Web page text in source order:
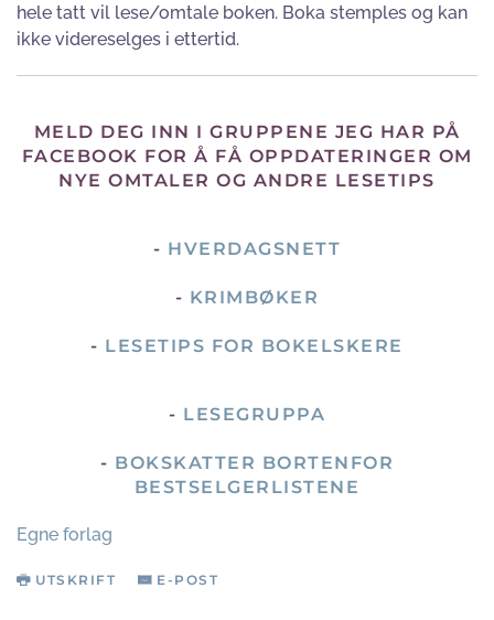
hele tatt vil lese/omtale boken. Boka stemples og kan
ikke videreselges i ettertid.
MELD DEG INN I GRUPPENE JEG HAR PÅ
FACEBOOK FOR Å FÅ OPPDATERINGER OM
NYE OMTALER OG ANDRE LESETIPS
- HVERDAGSNETT
- KRIMBØKER
- LESETIPS FOR BOKELSKERE
- LESEGRUPPA
- BOKSKATTER BORTENFOR
BESTSELGERLISTENE
Egne forlag
UTSKRIFT E-POST